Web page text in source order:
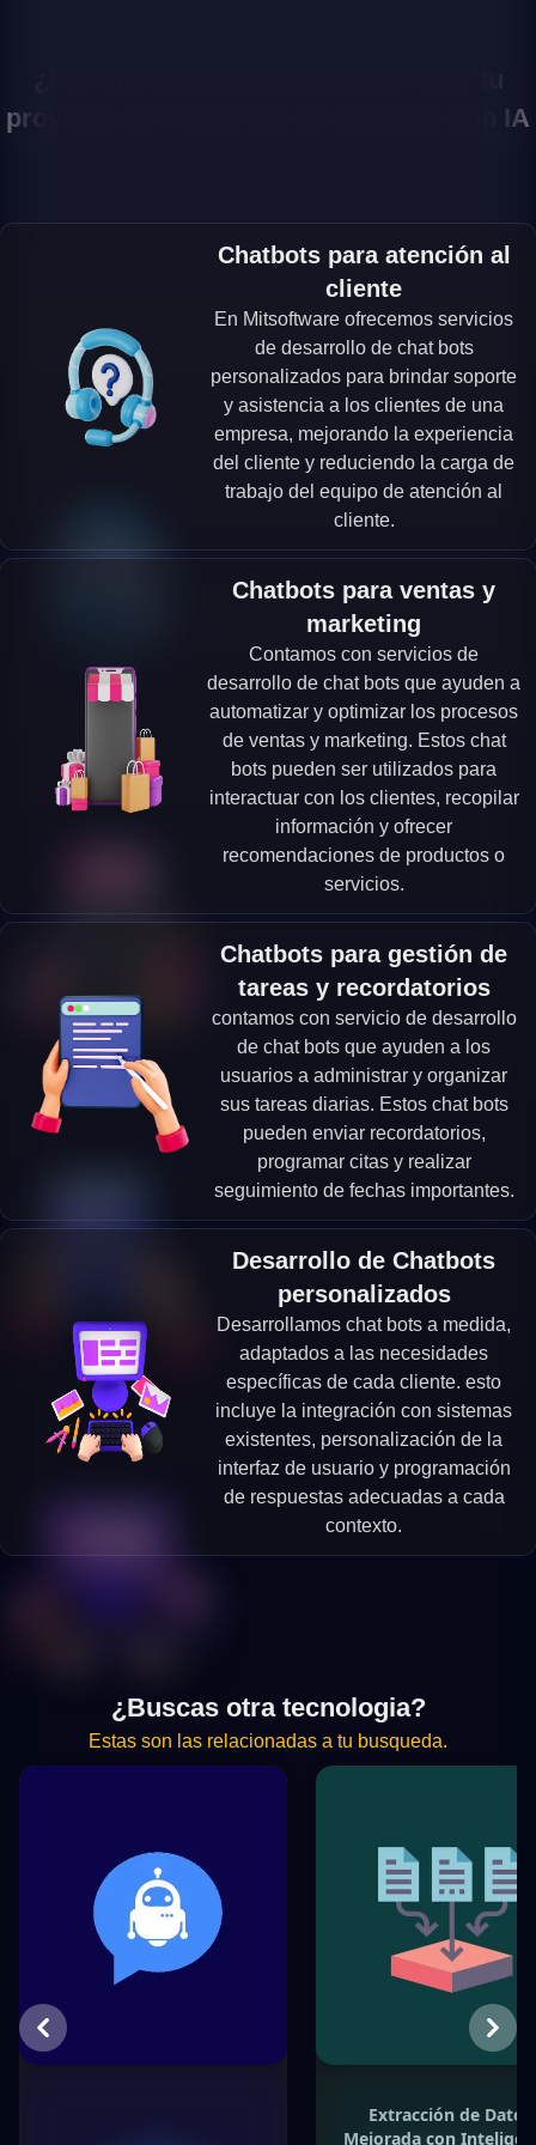
proyecto en Desarrollo de Chatbots con IA
Chatbots para atención al
cliente
En Mitsoftware ofrecemos servicios
de desarrollo de chat bots
personalizados para brindar soporte
y asistencia a los clientes de una
empresa, mejorando la experiencia
del cliente y reduciendo la carga de
trabajo del equipo de atención al
cliente.
Chatbots para ventas y
marketing
Contamos con servicios de
desarrollo de chat bots que ayuden a
automatizar y optimizar los procesos
de ventas y marketing. Estos chat
bots pueden ser utilizados para
interactuar con los clientes, recopilar
información y ofrecer
recomendaciones de productos o
servicios.
Chatbots para gestión de
tareas y recordatorios
contamos con servicio de desarrollo
de chat bots que ayuden a los
usuarios a administrar y organizar
sus tareas diarias. Estos chat bots
pueden enviar recordatorios,
programar citas y realizar
seguimiento de fechas importantes.
Desarrollo de Chatbots
personalizados
Desarrollamos chat bots a medida,
adaptados a las necesidades
específicas de cada cliente. esto
incluye la integración con sistemas
existentes, personalización de la
interfaz de usuario y programación
de respuestas adecuadas a cada
contexto.
¿Buscas otra tecnologia?
Estas son las relacionadas a tu busqueda.
Previous Next
Extracción de Datos
Mejorada con